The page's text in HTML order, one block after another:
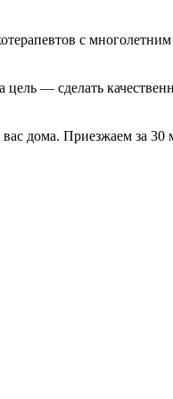
с
— сделать
дома. Приезжаем за 30